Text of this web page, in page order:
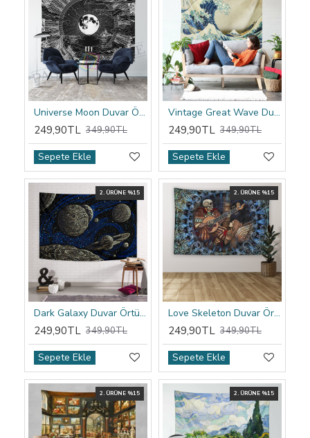
Universe Moon Duvar Örtüsü
249,90TL 349,90TL
Sepete Ekle
Vintage Great Wave Duvar Örtüsü
249,90TL 349,90TL
Sepete Ekle
2. ÜRÜNE %15
Dark Galaxy Duvar Örtüsü
249,90TL 349,90TL
Sepete Ekle
2. ÜRÜNE %15
Love Skeleton Duvar Örtüsü
249,90TL 349,90TL
Sepete Ekle
2. ÜRÜNE %15 2. ÜRÜNE %15